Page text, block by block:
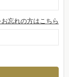
お忘れの方はこちら